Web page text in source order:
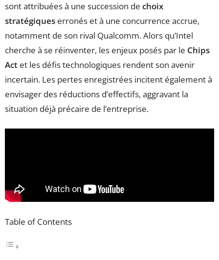
sont attribuées à une succession de choix
stratégiques erronés et à une concurrence accrue,
notamment de son rival Qualcomm. Alors qu’Intel
cherche à se réinventer, les enjeux posés par le Chips
Act et les défis technologiques rendent son avenir
incertain. Les pertes enregistrées incitent également à
envisager des réductions d’effectifs, aggravant la
situation déjà précaire de l’entreprise.
Table of Contents